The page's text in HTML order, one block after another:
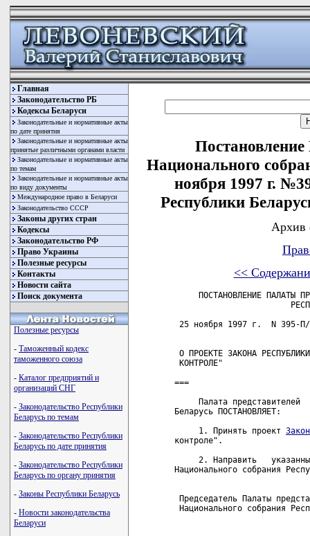
Главная
Законодательство РБ
Кодексы Беларуси
Законодательные и нормативные акты
по дате принятия
Законодательные и нормативные акты
принятые различными органами власти
Законодательные и нормативные акты
по темам
Законодательные и нормативные акты
по виду документы
Международное право в Беларуси
Законодательство СССР
Законы других стран
Кодексы
Законодательство РФ
Право Украины
Полезные ресурсы
Контакты
Новости сайта
Поиск документа
Полезные ресурсы
- Таможенный кодекс
таможенного союза
- Каталог предприятий и
организаций СНГ
- Законодательство Республики
Беларусь по темам
- Законодательство Республики
Беларусь по дате принятия
- Законодательство Республики
Беларусь по органу принятия
- Законы Республики Беларусь
- Новости законодательства
Беларуси
Национального
ноября 1997 г.
Республики
Архив
<<
ПОСТАНОВЛЕНИЕ ПАЛАТЫ
25 ноября 1997 г.  N
О ПРОЕКТЕ ЗАКОНА
КОНТРОЛЕ"
===
Палата представителей
Беларусь ПОСТАНОВЛЯЕТ:
     1. Принять проект
контроле".
2. Направить
Национального собрания
Председатель Палаты
Национального собрания